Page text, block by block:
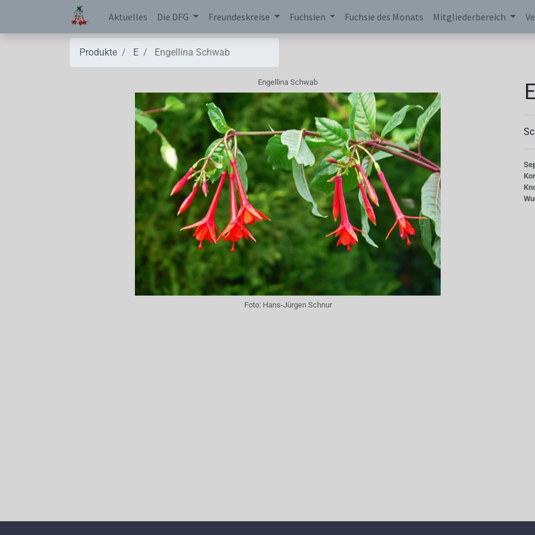
Aktuelles Die DFG Freundeskreise Fuchsien Fuchsie des Monats Mitgliederbereich
Produkte E Engellina Schwab
Engellina Schwab
Foto: Hans-Jürgen Schnur